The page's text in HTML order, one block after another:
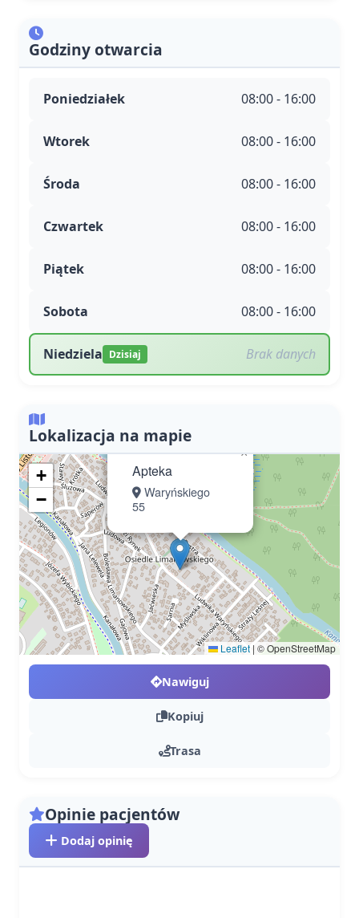
Godziny otwarcia
Poniedziałek 08:00 - 16:00
Wtorek 08:00 - 16:00
Środa 08:00 - 16:00
Czwartek 08:00 - 16:00
Piątek 08:00 - 16:00
Sobota 08:00 - 16:00
Niedziela Dzisiaj Brak danych
Lokalizacja na mapie
Apteka
Waryńskiego
55
×
+
−
Leaflet | © OpenStreetMap
Nawiguj
Kopiuj
Trasa
Opinie pacjentów
Dodaj opinię